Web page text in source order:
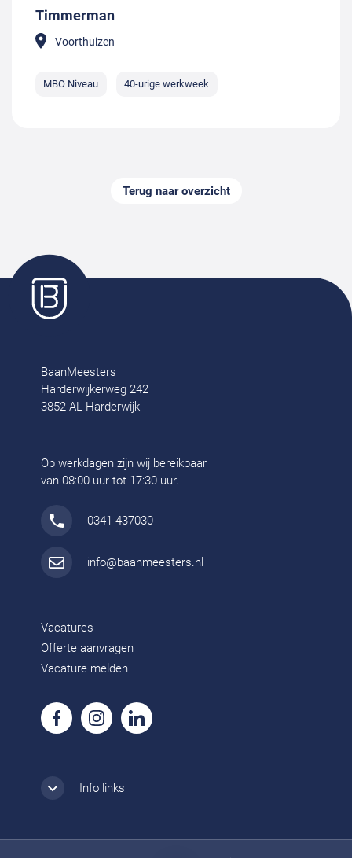
Timmerman
Voorthuizen
MBO Niveau 40-urige werkweek
Terug naar overzicht
BaanMeesters
Harderwijkerweg 242
3852 AL Harderwijk
Op werkdagen zijn wij bereikbaar
van 08:00 uur tot 17:30 uur.
0341-437030
info@baanmeesters.nl
Vacatures
Offerte aanvragen
Vacature melden
Info links